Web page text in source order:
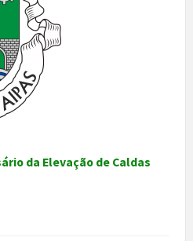
da Elevação de Caldas